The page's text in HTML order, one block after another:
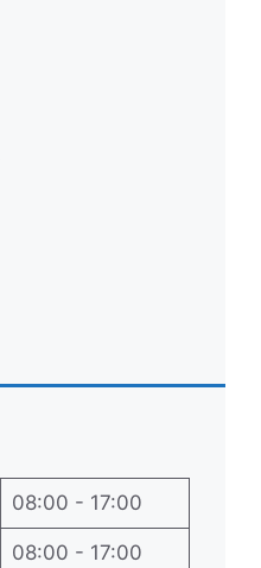
08:00 - 17:00
08:00 - 17:00